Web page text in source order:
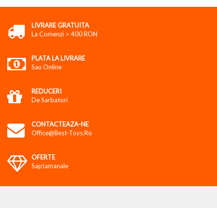
LIVRARE GRATUITA
La Comenzi > 400 RON
PLATA LA LIVRARE
Sau Online
REDUCERI
De Sarbatori
CONTACTEAZA-NE
Office@best-Toys.ro
OFERTE
Saptamanale